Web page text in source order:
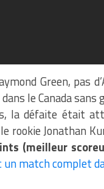
Green, pas
le Canada
la défaite était
rookie Jonathan
(meilleur
un match complet